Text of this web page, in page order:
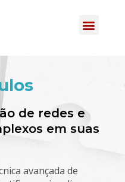
de redes e
em suas
avançada de